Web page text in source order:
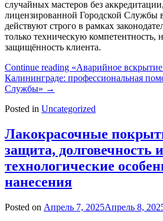
случайных мастеров без
лицензированной Городской Службы
действуют строго в рамках
только техническую
защищённость клиента.
Continue reading «Аварийное вскрытие
Калининграде: профессиональная
Службы» →
Posted in Uncategorized
Лакокрасочные
защита, долговечность и
технологические
нанесения
Posted on Апрель 7, 2025Апрель 8,